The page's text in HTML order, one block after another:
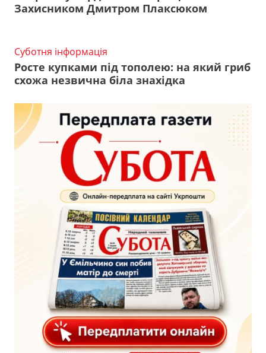
Захисником Дмитром Плаксюком
Суботня інформація
Росте купками під тополею: на який гриб
схожа незвична біла знахідка